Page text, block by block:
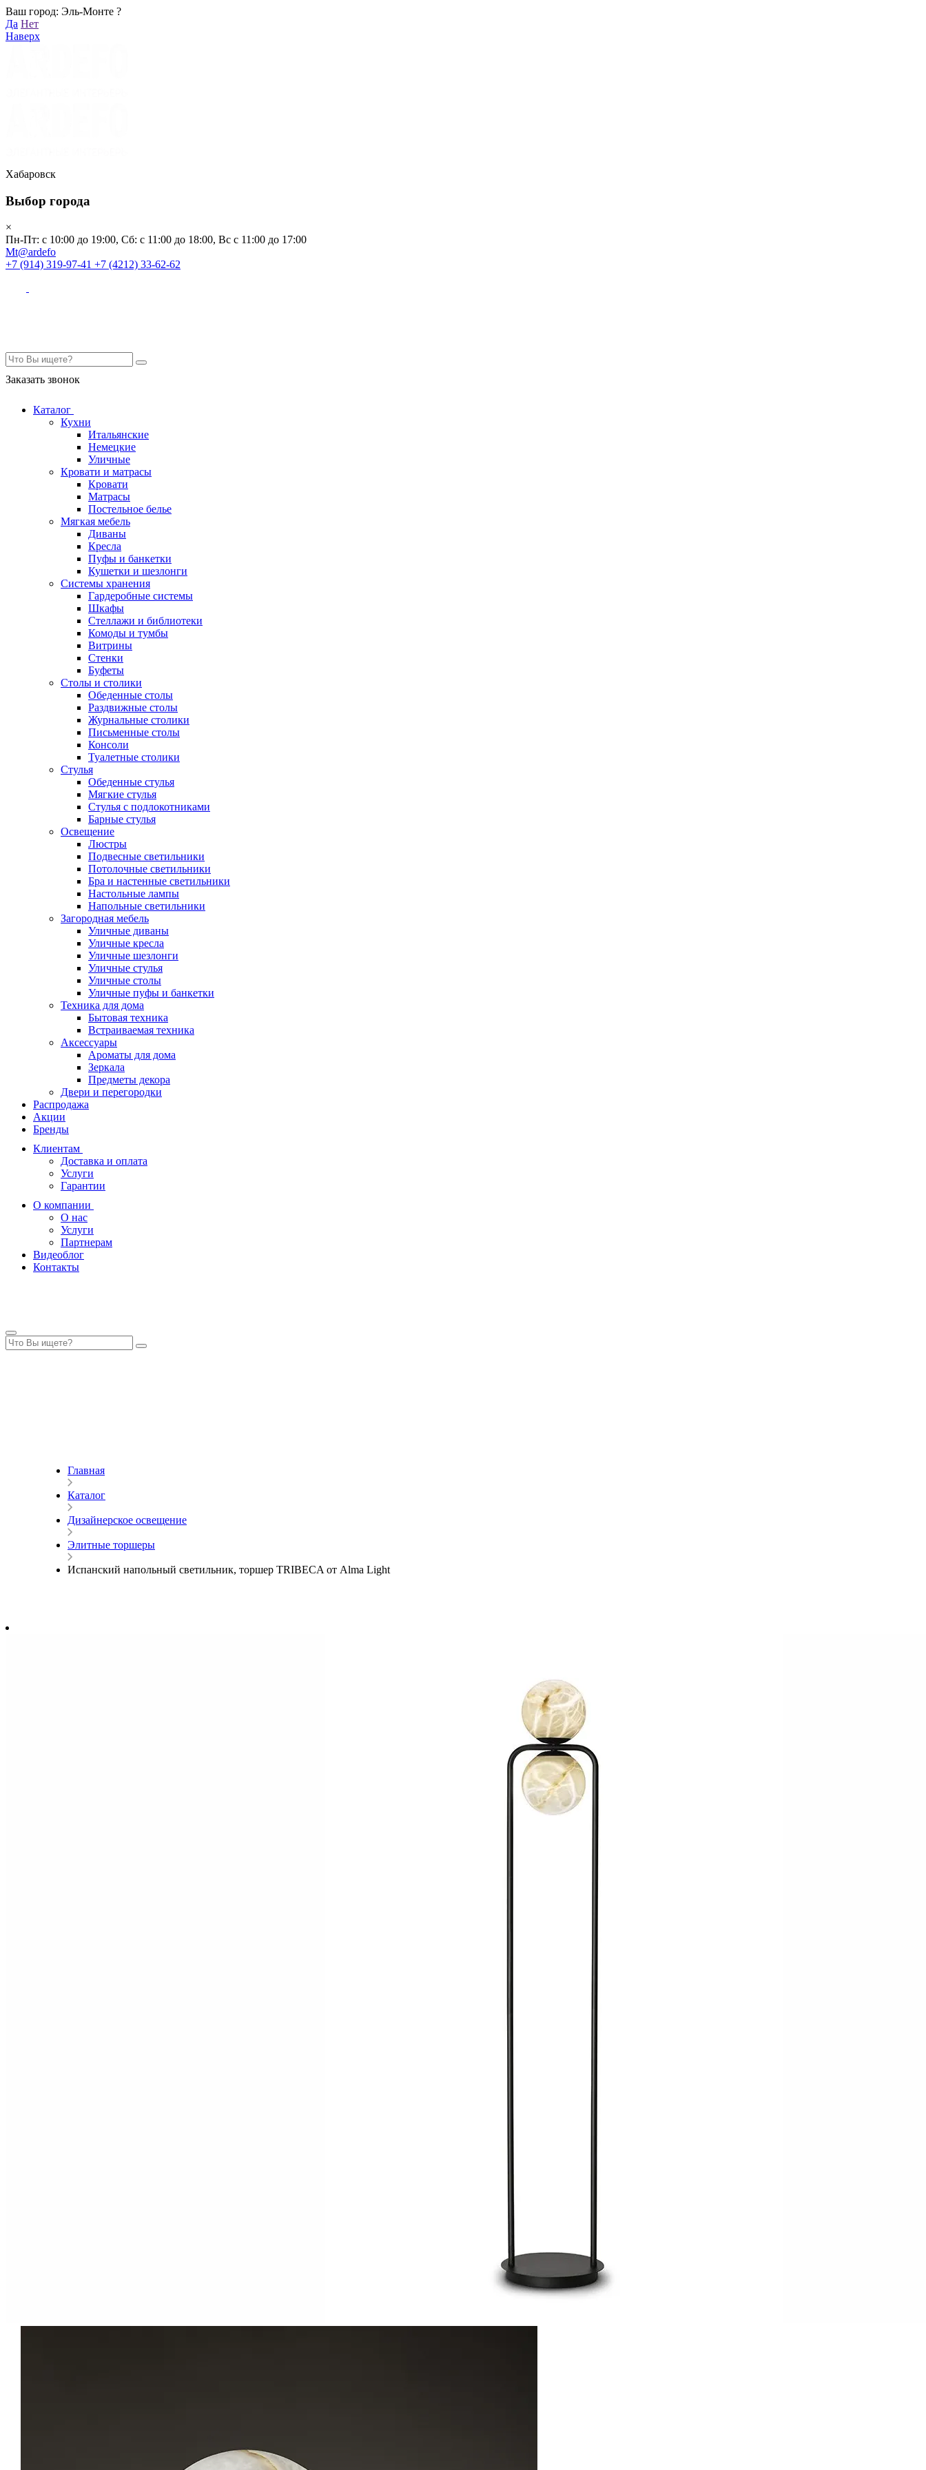
Ваш город: Эль-Монте ?
Да Нет
Наверх
Хабаровск
Выбор города
×
Пн-Пт: с 10:00 до 19:00, Сб: с 11:00 до 18:00, Вс с 11:00 до 17:00
Mt@ardefo
+7 (914) 319-97-41 +7 (4212) 33-62-62
Заказать звонок
Каталог
Кухни
Итальянские
Немецкие
Уличные
Кровати и матрасы
Кровати
Матрасы
Постельное белье
Мягкая мебель
Диваны
Кресла
Пуфы и банкетки
Кушетки и шезлонги
Системы хранения
Гардеробные системы
Шкафы
Стеллажи и библиотеки
Комоды и тумбы
Витрины
Стенки
Буфеты
Столы и столики
Обеденные столы
Раздвижные столы
Журнальные столики
Письменные столы
Консоли
Туалетные столики
Стулья
Обеденные стулья
Мягкие стулья
Стулья с подлокотниками
Барные стулья
Освещение
Люстры
Подвесные светильники
Потолочные светильники
Бра и настенные светильники
Настольные лампы
Напольные светильники
Загородная мебель
Уличные диваны
Уличные кресла
Уличные шезлонги
Уличные стулья
Уличные столы
Уличные пуфы и банкетки
Техника для дома
Бытовая техника
Встраиваемая техника
Аксессуары
Ароматы для дома
Зеркала
Предметы декора
Двери и перегородки
Распродажа
Акции
Бренды
Клиентам
Доставка и оплата
Услуги
Гарантии
О компании
О нас
Услуги
Партнерам
Видеоблог
Контакты
Главная
Каталог
Дизайнерское освещение
Элитные торшеры
Испанский напольный светильник, торшер TRIBECA от Alma Light
Бренды
Клиентам
О компании
Хабаровск
Пн-Пт: с 10:00 до 19:00, Сб: с 11:00 до 18:00, Вс с 11:00 до 17:00
Mt@ardefo